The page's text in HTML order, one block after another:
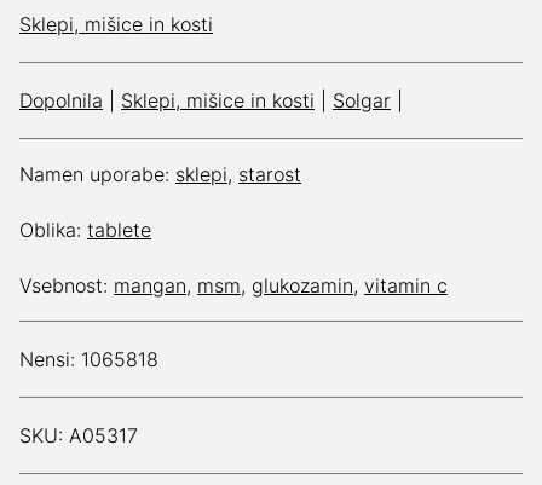
Sklepi, mišice in kosti
Dopolnila Sklepi, mišice in kosti Solgar
Namen uporabe: sklepi, starost
Oblika: tablete
Vsebnost: mangan, msm, glukozamin, vitamin c
Nensi: 1065818
SKU: A05317